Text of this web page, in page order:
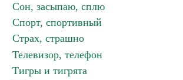
Сон, засыпаю, сплю
Спорт, спортивный
Страх, страшно
Телевизор, телефон
Тигры и тигрята